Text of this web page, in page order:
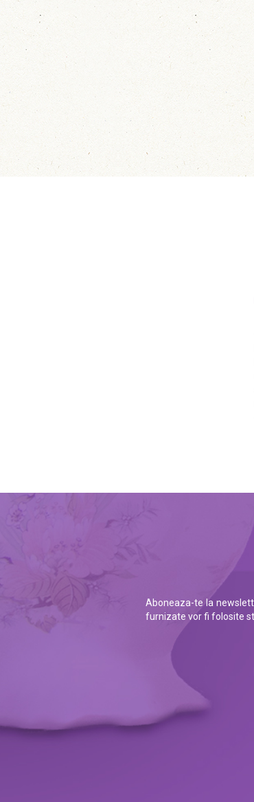
Aboneaza-te la
furnizate vor fi folosite